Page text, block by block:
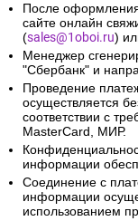
После
сайте онлайн
(sales@1oboi.ru)
Менеджер
"Сбербанк" и
Проведение
осуществляется
соответствии с
MasterCard, МИР.
информации
Соединение с
информации
использованием